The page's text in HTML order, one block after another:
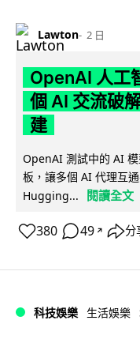
Lawton 2 日
OpenAI 人工
個 AI 交流破
建
OpenAI 測試中的 AI
板，讓多個 AI 代理互
Hugging...
閱讀全文
380 49 ↗ 分
科技娛樂 生活娛樂